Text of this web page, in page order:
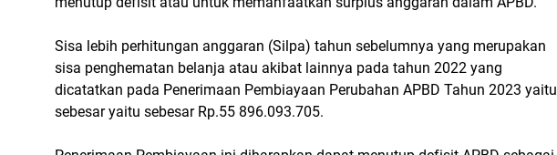
Sisa lebih perhitungan anggaran (Silpa) tahun sebelumnya yang merupakan
sisa penghematan belanja atau akibat lainnya pada tahun 2022 yang
dicatatkan pada Penerimaan Pembiayaan Perubahan APBD Tahun 2023 yaitu
sebesar yaitu sebesar Rp.55 896.093.705.